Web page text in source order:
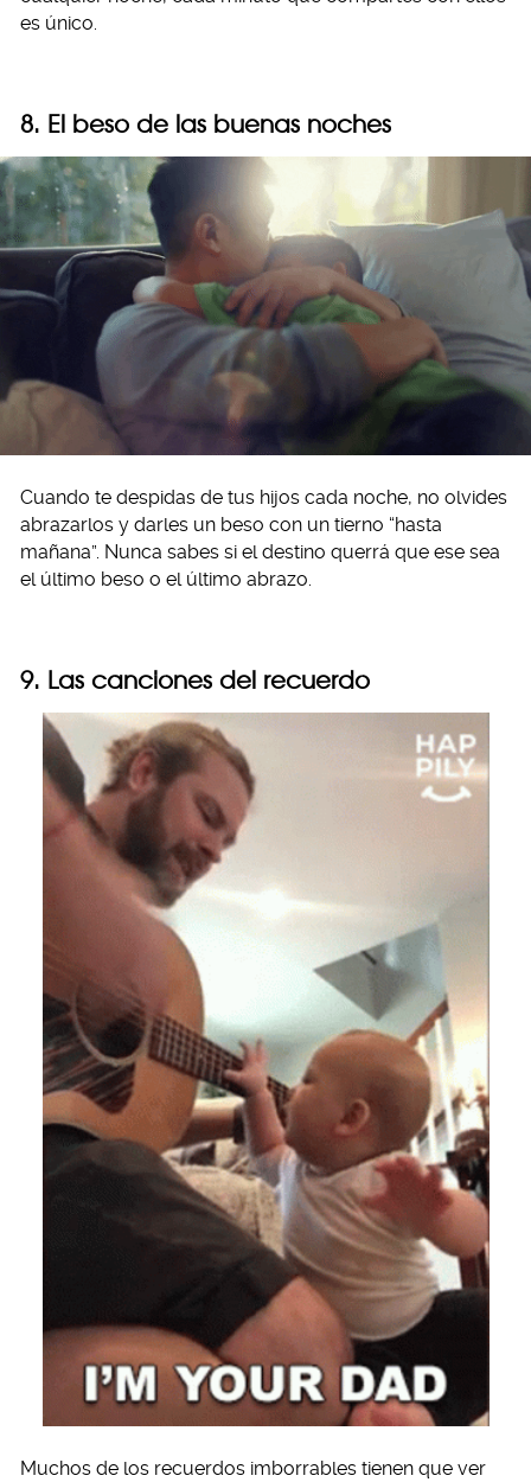
es único.
8. El beso de las buenas noches
Cuando te despidas de tus hijos cada noche, no olvides
abrazarlos y darles un beso con un tierno “hasta
mañana”. Nunca sabes si el destino querrá que ese sea
el último beso o el último abrazo.
9. Las canciones del recuerdo
Muchos de los recuerdos imborrables tienen que ver